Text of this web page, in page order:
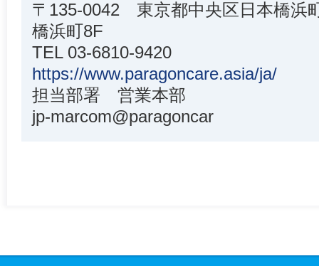
〒135-0042 東京都中央区日本橋浜
橋浜町8F
TEL 03-6810-9420
https://www.paragoncare.asia/ja/
担当部署 営業本部
jp-marcom@paragoncar